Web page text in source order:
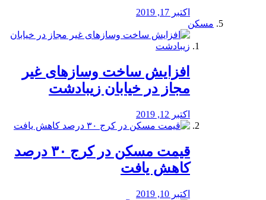
اکتبر 17, 2019
مسکن
افزایش ساخت وسازهای غیر
مجاز در خیابان زیبادشت
اکتبر 12, 2019
️قیمت مسکن در کرج ۳۰ درصد
کاهش یافت
اکتبر 10, 2019